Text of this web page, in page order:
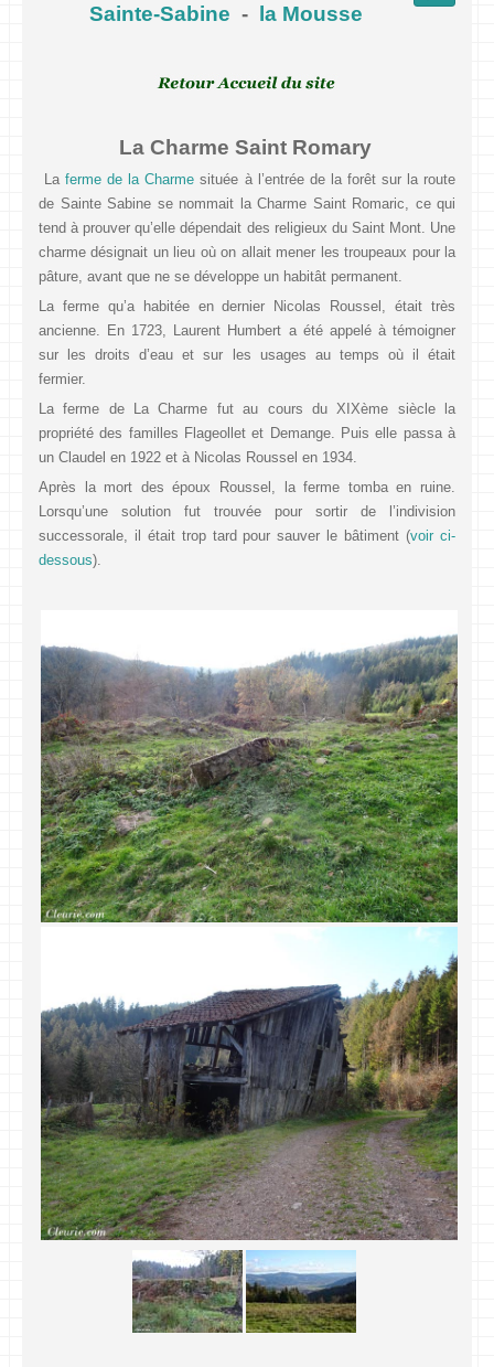
Sainte-Sabine - la Mousse
La Charme Saint Romary
Laferme de la Charme située à l’entrée de la forêt sur la route
de Sainte Sabine se nommait la Charme Saint Romaric, ce qui
tend à prouver qu’elle dépendait des religieux du Saint Mont. Une
charme désignait un lieu où on allait mener les troupeaux pour la
pâture, avant que ne se développe un habitât permanent.
La ferme qu’a habitée en dernier Nicolas Roussel, était très
ancienne. En 1723, Laurent Humbert a été appelé à témoigner
sur les droits d’eau et sur les usages au temps où il était
fermier.
La ferme de La Charme fut au cours du XIXème siècle la
propriété des familles Flageollet et Demange. Puis elle passa à
un Claudel en 1922 et à Nicolas Roussel en 1934.
Après la mort des époux Roussel, la ferme tomba en ruine.
Lorsqu’une solution fut trouvée pour sortir de l’indivision
successorale, il était trop tard pour sauver le bâtiment (voir ci-
dessous).